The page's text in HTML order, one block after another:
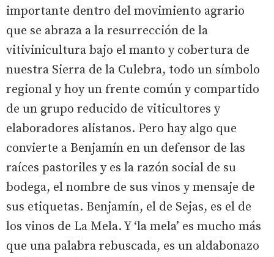
importante dentro del movimiento agrario
que se abraza a la resurrección de la
vitivinicultura bajo el manto y cobertura de
nuestra Sierra de la Culebra, todo un símbolo
regional y hoy un frente común y compartido
de un grupo reducido de viticultores y
elaboradores alistanos. Pero hay algo que
convierte a Benjamín en un defensor de las
raíces pastoriles y es la razón social de su
bodega, el nombre de sus vinos y mensaje de
sus etiquetas. Benjamín, el de Sejas, es el de
los vinos de La Mela. Y ‘la mela’ es mucho más
que una palabra rebuscada, es un aldabonazo